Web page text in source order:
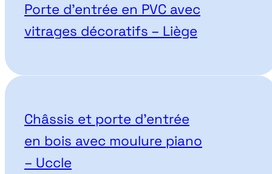
Porte d’entrée en PVC avec
vitrages décoratifs – Liège
Châssis et porte d’entrée
en bois avec moulure piano
– Uccle